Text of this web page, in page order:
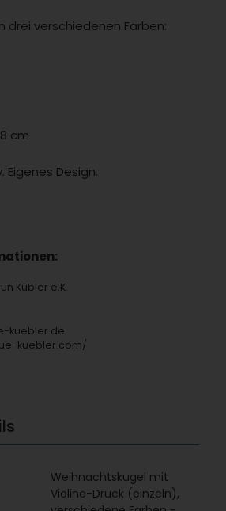
drei verschiedenen Farben:
cm
Eigenes Design.
Kübler e.K.
kuebler.de
kuebler.com/
Weihnachtskugel mit
Violine-Druck (einzeln),